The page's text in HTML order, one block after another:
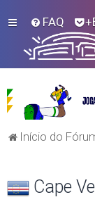
FAQ
Início do
Cape